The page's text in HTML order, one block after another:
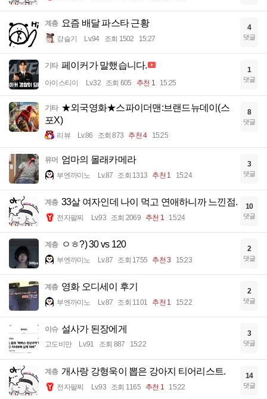
계층 요즘 배달 파스타 근황
강슬기 Lv.94 조회 1502 15:27
4
댓글
기타 페이커가 말했습니다.
아이스티이 Lv.32 조회 605 추천 1 15:25
1
댓글
기타 ★외국영화★스파이더맨:브랜드뉴데이(스
포X)
리뷰 Lv.86 조회 873 추천 4 15:25
8
댓글
유머 엄마의 몰래카메라
부엔까미노 Lv.87 조회 1313 추천 1 15:24
3
댓글
계층 33살 여자인데 나이 먹고 연애하니까 느낀점.
전자팔찌 Lv.93 조회 2069 추천 1 15:24
10
댓글
계층 ㅇㅎ?) 30 vs 120
부엔까미노 Lv.87 조회 1755 추천 3 15:23
2
댓글
계층 영화 오디세이 후기
부엔까미노 Lv.87 조회 1101 추천 1 15:22
2
댓글
이슈 설사가 된장에게
고도비만 Lv.91 조회 887 15:22
3
댓글
계층 개사랑 강형욱이 뽑은 강아지 티어리스트.
전자팔찌 Lv.93 조회 1165 추천 1 15:22
14
댓글